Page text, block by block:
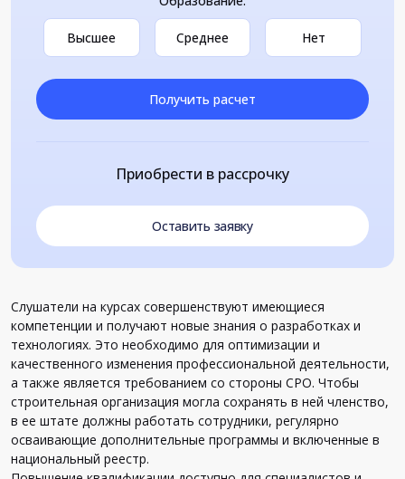
Высшее Среднее Нет
Получить расчет
Приобрести в рассрочку
Оставить заявку
Слушатели на курсах совершенствуют имеющиеся
компетенции и получают новые знания о разработках и
технологиях. Это необходимо для оптимизации и
качественного изменения профессиональной деятельности,
а также является требованием со стороны СРО. Чтобы
строительная организация могла сохранять в ней членство,
в ее штате должны работать сотрудники, регулярно
осваивающие дополнительные программы и включенные в
национальный реестр.